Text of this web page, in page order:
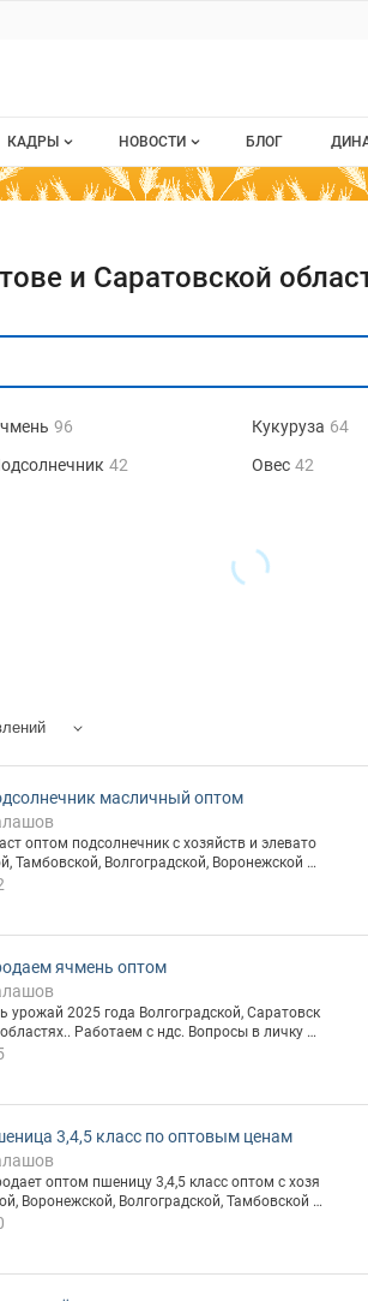
КАДРЫ
Все вакансии
НОВОСТИ
Новости рынка
БЛОГ
и Саратовской
96 Кукуруза 64
42 Овес 42
масличный оптом
подсолнечник с хозяйств и элевато
Тамбовской, Волгоградской, Воронежской о
по емайл или по телефону .
ячмень оптом
года Волгоградской, Саратовск
3,4,5 класс по оптовым ценам
Воронежской, Волгоградской, Тамбовской и
на емайл или телефону. Под